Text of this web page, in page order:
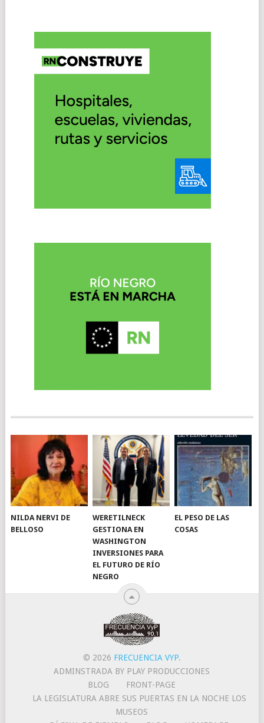
NILDA NERVI DE
BELLOSO
WERETILNECK
GESTIONA EN
WASHINGTON
INVERSIONES PARA
EL FUTURO DE RÍO
NEGRO
EL PESO DE LAS
COSAS
© 2026 FRECUENCIA VYP.
ADMINSTRADA BY PLAY PRODUCCIONES
BLOG
FRONT-PAGE
LA LEGISLATURA ABRE SUS PUERTAS EN LA NOCHE LOS
MUSEOS